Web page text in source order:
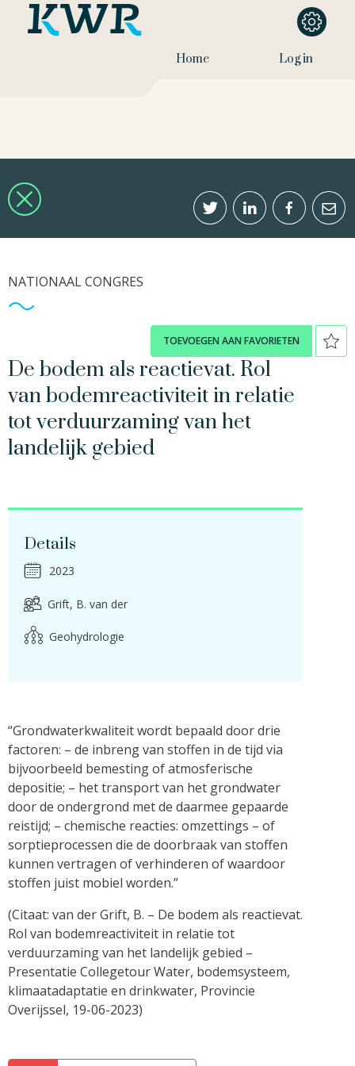
Home Log in
NATIONAAL CONGRES
TOEVOEGEN AAN FAVORIETEN
De bodem als reactievat. Rol
van bodemreactiviteit in relatie
tot verduurzaming van het
landelijk gebied
Details
2023
Grift, B. van der
Geohydrologie
“Grondwaterkwaliteit wordt bepaald door drie
factoren: – de inbreng van stoffen in de tijd via
bijvoorbeeld bemesting of atmosferische
depositie; – het transport van het grondwater
door de ondergrond met de daarmee gepaarde
reistijd; – chemische reacties: omzettings – of
sorptieprocessen die de doorbraak van stoffen
kunnen vertragen of verhinderen of waardoor
stoffen juist mobiel worden.”
(Citaat: van der Grift, B. – De bodem als reactievat.
Rol van bodemreactiviteit in relatie tot
verduurzaming van het landelijk gebied –
Presentatie Collegetour Water, bodemsysteem,
klimaatadaptatie en drinkwater, Provincie
Overijssel, 19-06-2023)